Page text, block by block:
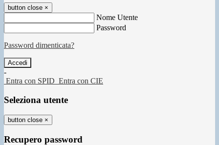
button close ×
Nome Utente
Password
Password dimenticata?
-
Entra con SPID Entra con CIE
Seleziona utente
button close ×
Recupero password